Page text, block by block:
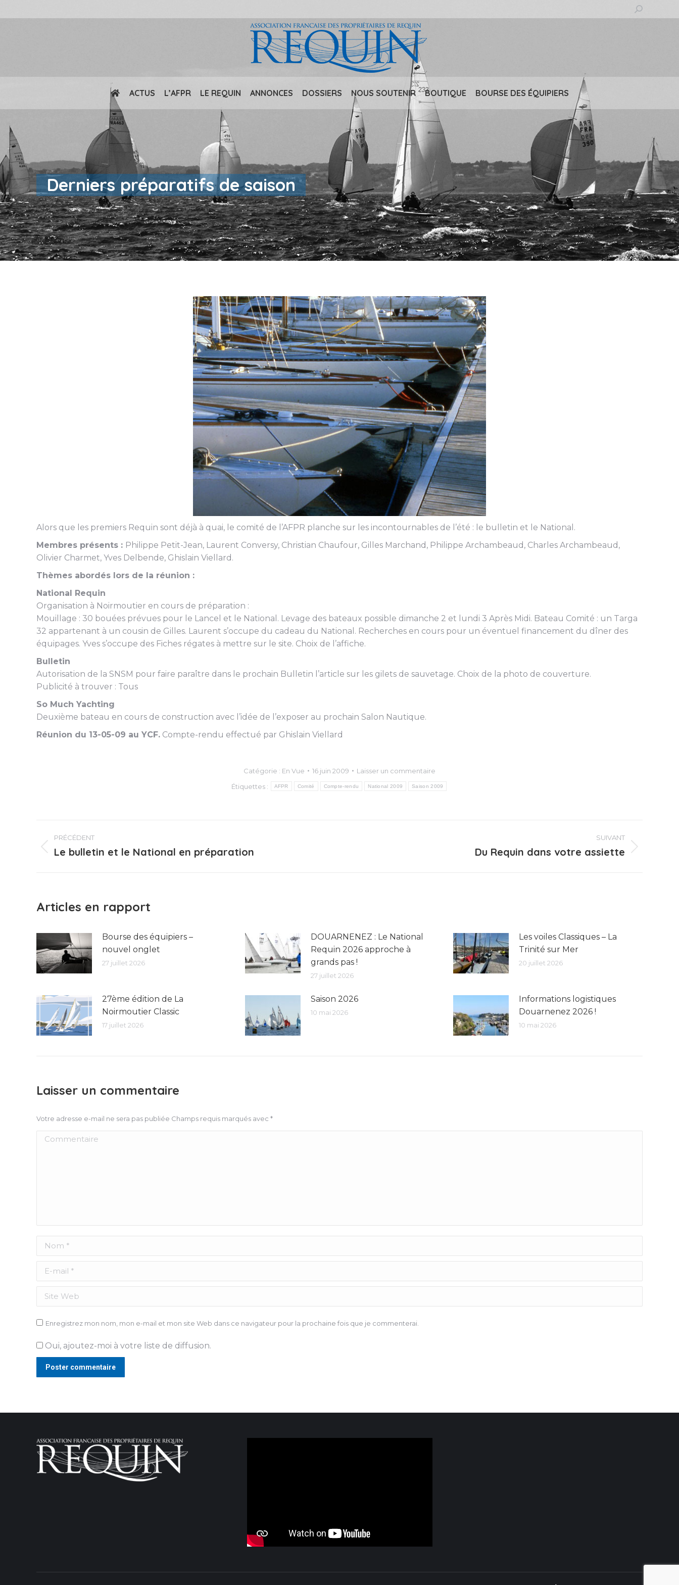
Recherche
:
ACTUS L’AFPR LE REQUIN ANNONCES DOSSIERS NOUS SOUTENIR BOUTIQUE BOURSE DES ÉQUIPIERS
Derniers préparatifs de saison
Alors que les premiers Requin sont déjà à quai, le comité de l’AFPR planche sur les incontournables de l’été : le bulletin et le National.
Membres présents : Philippe Petit-Jean, Laurent Conversy, Christian Chaufour, Gilles Marchand, Philippe Archambeaud, Charles Archambeaud,
Olivier Charmet, Yves Delbende, Ghislain Viellard.
Thèmes abordés lors de la réunion :
National Requin
Organisation à Noirmoutier en cours de préparation :
Mouillage : 30 bouées prévues pour le Lancel et le National. Levage des bateaux possible dimanche 2 et lundi 3 Après Midi. Bateau Comité : un Targa
32 appartenant à un cousin de Gilles. Laurent s’occupe du cadeau du National. Recherches en cours pour un éventuel financement du dîner des
équipages. Yves s’occupe des Fiches régates à mettre sur le site. Choix de l’affiche.
Bulletin
Autorisation de la SNSM pour faire paraître dans le prochain Bulletin l’article sur les gilets de sauvetage. Choix de la photo de couverture.
Publicité à trouver : Tous
So Much Yachting
Deuxième bateau en cours de construction avec l’idée de l’exposer au prochain Salon Nautique.
Réunion du 13-05-09 au YCF. Compte-rendu effectué par Ghislain Viellard
Catégorie : En Vue 16 juin 2009
Laisser un commentaire
Étiquettes :
AFPR Comité Compte-rendu National 2009 Saison 2009
Navigation
article
PRÉCÉDENT
Article
Le bulletin et le National en préparation
SUIVANT
Du Requin dans votre assiette
Articles en rapport
Bourse des équipiers –
nouvel onglet
27 juillet 2026
DOUARNENEZ : Le National
Requin 2026 approche à
grands pas !
27 juillet 2026
Les voiles Classiques – La
Trinité sur Mer
20 juillet 2026
27ème édition de La
Noirmoutier Classic
17 juillet 2026
Saison 2026
10 mai 2026
Informations logistiques
Douarnenez 2026 !
10 mai 2026
Laisser un commentaire
Votre adresse e-mail ne sera pas publiée Champs requis marqués avec *
Commentaire
Nom *
E-mail *
Site Web
Enregistrez mon nom, mon e-mail et mon site Web dans ce navigateur pour la prochaine fois que je commenterai.
Oui, ajoutez-moi à votre liste de diffusion.
Poster commentaire